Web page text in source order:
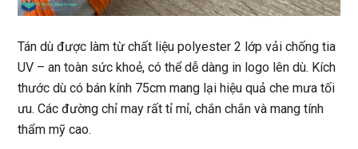
Tán dù được làm từ chất liệu polyester 2 lớp vải chống tia
UV – an toàn sức khoẻ, có thể dễ dàng in logo lên dù. Kích
thước dù có bán kính 75cm mang lại hiệu quả che mưa tối
ưu. Các đường chỉ may rất tỉ mỉ, chắn chắn và mang tính
thẩm mỹ cao.